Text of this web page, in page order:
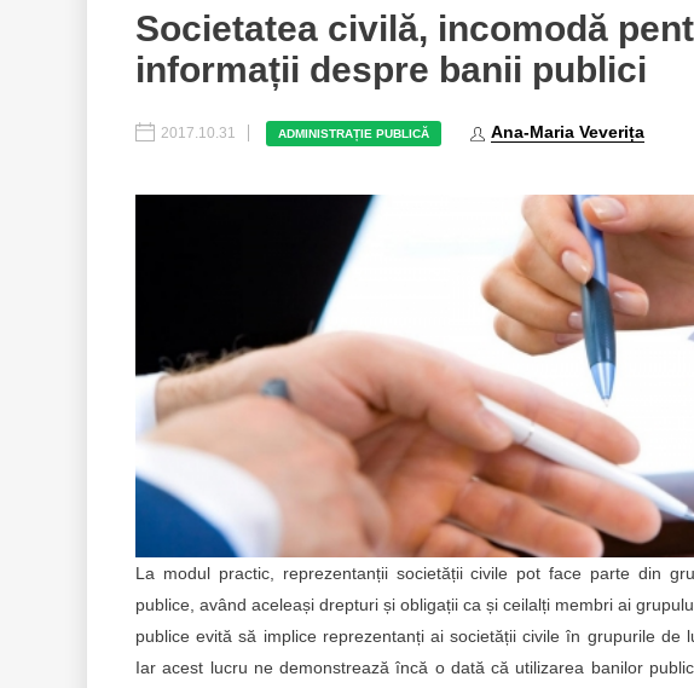
Societatea civilă, incomodă
informații despre banii publici
2017.10.31 ADMINISTRAȚIE PUBLICĂ Ana-Maria Veverița
La modul practic, reprezentanții societății civile pot face parte din
publice, având aceleași drepturi și obligații ca și ceilalți membri ai
publice evită să implice reprezentanți ai societății civile în grupurile de
Iar acest lucru ne demonstrează încă o dată că utilizarea banilor